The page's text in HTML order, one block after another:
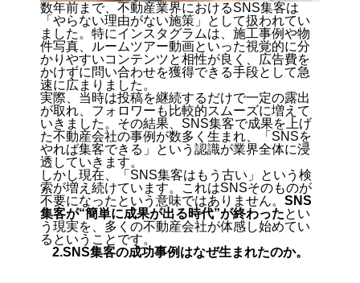
数年前まで、不動産業界におけるSNS集客は
「やらない理由がない施策」として扱われてい
ました。特にインスタグラムは、 施工事例や物
件写真、ルームツアー動画といった視覚的に分
かりやすいコンテンツと相性が良く、広告費を
かけずに問い合わせを獲得できる手段として急
速に広まりました。
実際、当時は投稿を継続するだけで一定の露出
が取れ、フォロワーも比較的スムーズに増えて
いきました。その結果、SNS集客で成果を上げ
た不動産会社の事例が数多く生まれ、「SNSを
やれば集客できる」という認識が業界全体に浸
透していきます。
しかし現在、「SNS集客はもう古い」という検
索が増え続けています。これはSNSそのものが
不要になったという意味ではありません。 SNS
集客が“簡単に成果が出る時代”が終わったとい
う現実を、多くの不動産会社が体感し始めてい
るということです。
2.SNS集客の成功事例はなぜ生まれたのか。